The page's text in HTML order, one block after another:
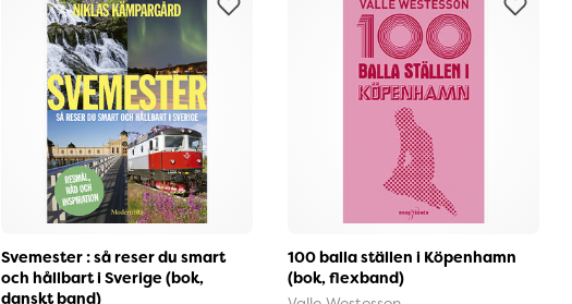
Svemester : så reser du smart
och hållbart i Sverige (bok,
danskt band)
100 balla ställen i Köpenhamn
(bok, flexband)